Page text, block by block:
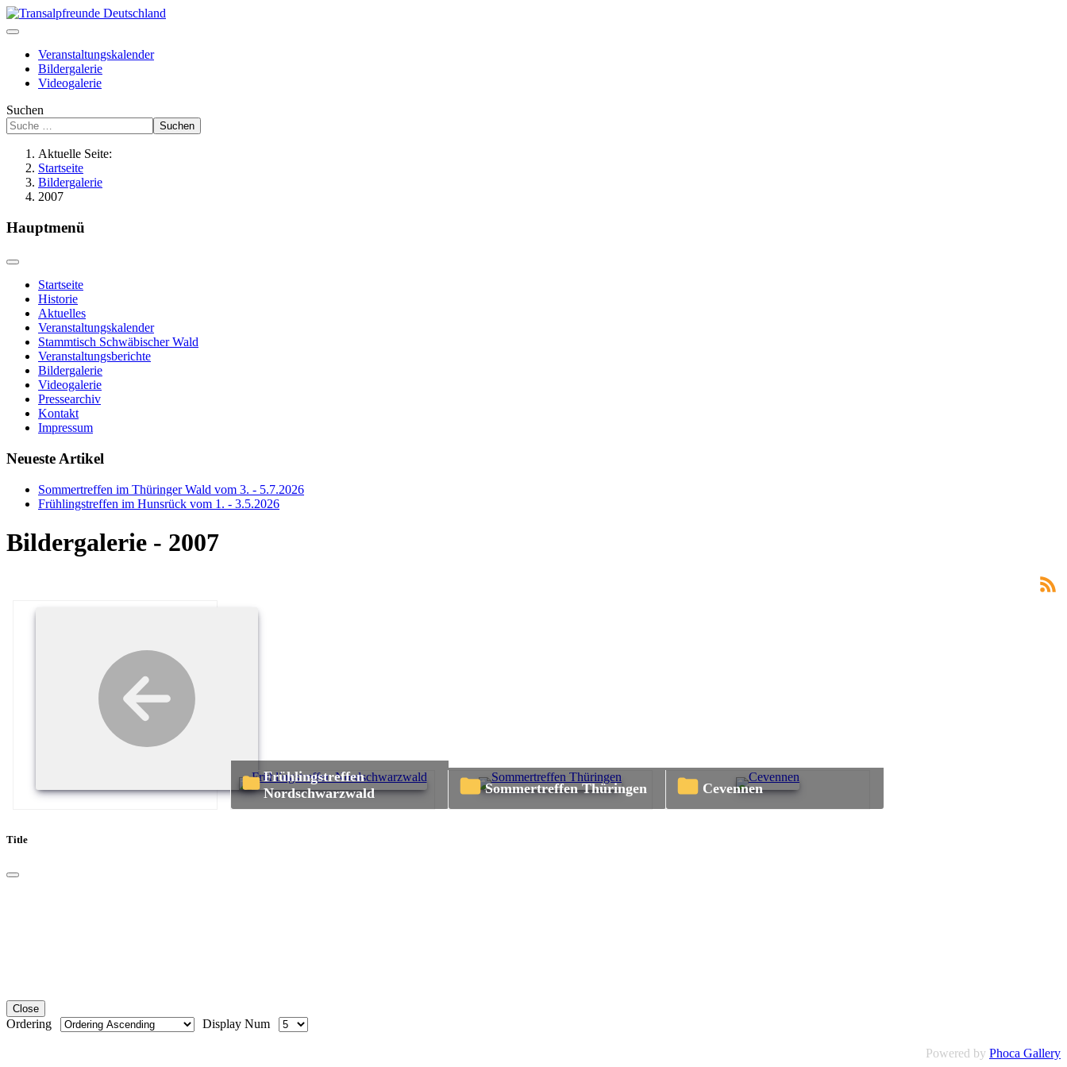
Veranstaltungskalender
Bildergalerie
Videogalerie
Suchen
Suchen
Aktuelle Seite:
Startseite
Bildergalerie
2007
Hauptmenü
Startseite
Historie
Aktuelles
Veranstaltungskalender
Stammtisch Schwäbischer Wald
Veranstaltungsberichte
Bildergalerie
Videogalerie
Pressearchiv
Kontakt
Impressum
Neueste Artikel
Sommertreffen im Thüringer Wald vom 3. - 5.7.2026
Frühlingstreffen im Hunsrück vom 1. - 3.5.2026
Bildergalerie - 2007
Frühlingstreffen
Nordschwarzwald
Sommertreffen Thüringen Cevennen
Title
Close
Ordering Display Num
Powered by Phoca Gallery